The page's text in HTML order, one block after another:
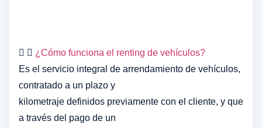
¿Cómo funciona el renting de vehículos?
Es el servicio integral de arrendamiento de vehículos,
contratado a un plazo y
kilometraje definidos previamente con el cliente, y que
a través del pago de un